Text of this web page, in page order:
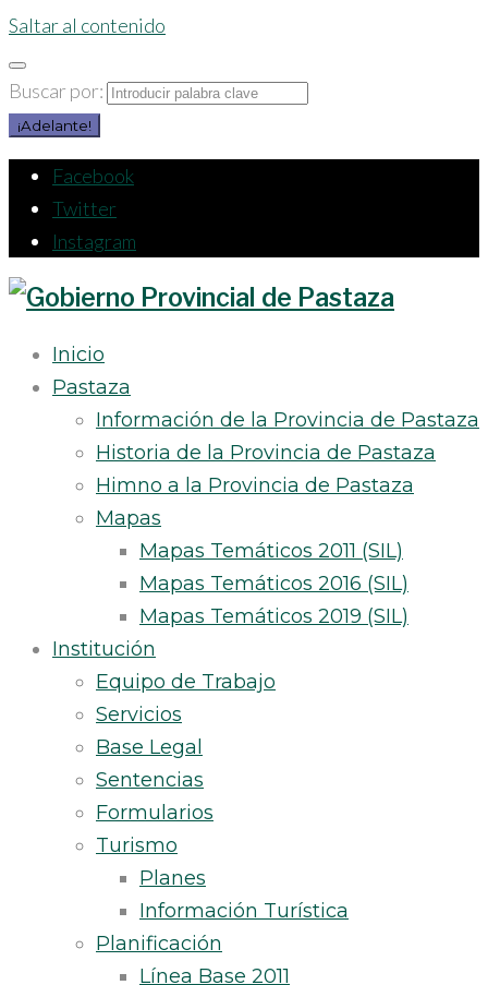
Saltar al contenido
Buscar por:
¡Adelante!
Facebook
Twitter
Instagram
Inicio
Pastaza
Información de la Provincia de Pastaza
Historia de la Provincia de Pastaza
Himno a la Provincia de Pastaza
Mapas
Mapas Temáticos 2011 (SIL)
Mapas Temáticos 2016 (SIL)
Mapas Temáticos 2019 (SIL)
Institución
Equipo de Trabajo
Servicios
Base Legal
Sentencias
Formularios
Turismo
Planes
Información Turística
Planificación
Línea Base 2011